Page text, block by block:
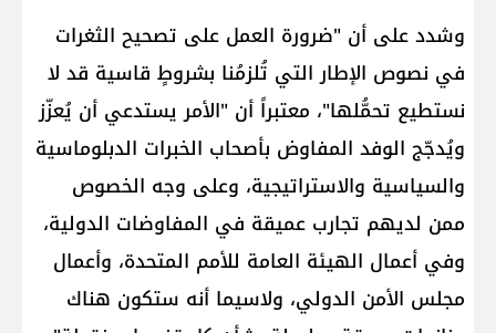
وشدد على أن "ضرورة العمل على تصحيح الثغرات
في نصوص الإطار التي تُلزمُنا بشروطٍ قاسية قد لا
نستطيع تحمُّلها"، معتبراً أن "الأمر يستدعي أن يُعزّز
ويُدجّج الوفد المفاوض بأصحاب الخبرات الدبلوماسية
والسياسية والاستراتيجية، وعلى وجه الخصوص
ممن لديهم تجارب عميقة في المفاوضات الدولية،
وفي أعمال الهيئة العامة للأمم المتحدة، وأعمال
مجلس الأمن الدولي، ولاسيما أنه ستكون هناك